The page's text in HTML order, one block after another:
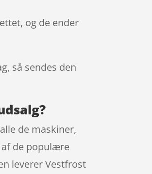
og de ender
så sendes den
de maskiner,
af de populære
leverer Vestfrost